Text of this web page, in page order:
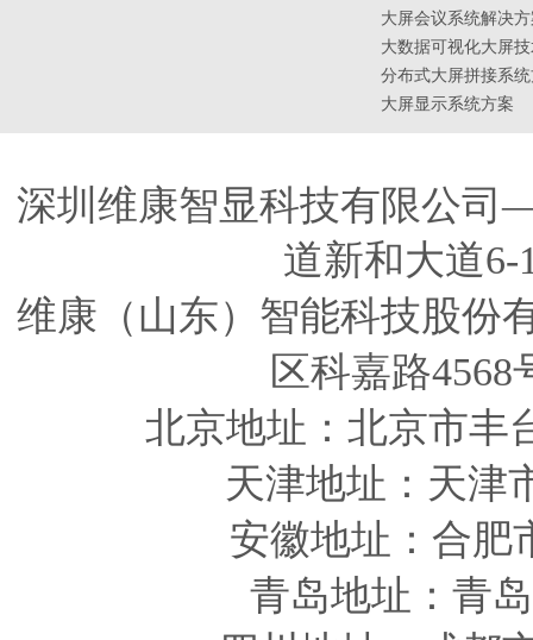
大屏会议系统解决
大数据可视化大屏
分布式大屏拼接系
大屏显示系统方案
深圳维康智显科技有限公
道新和大道6-
维康（山东）智能科技股
区科嘉路
北京地址：北京市丰
天津地址 ：天津
安徽地址 ：合
青岛地址 ：青